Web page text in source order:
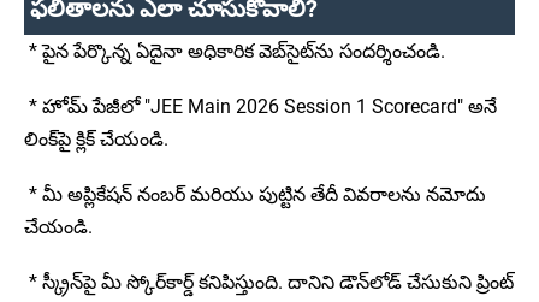
ఫలితాలను ఎలా చూసుకోవాలి?
* పైన పేర్కొన్న ఏదైనా అధికారిక వెబ్‌సైట్‌ను సందర్శించండి.
* హోమ్ పేజీలో "JEE Main 2026 Session 1 Scorecard" అనే
లింక్‌పై క్లిక్ చేయండి.
* మీ అప్లికేషన్ నంబర్ మరియు పుట్టిన తేదీ వివరాలను నమోదు
చేయండి.
* స్క్రీన్‌పై మీ స్కోర్‌కార్డ్ కనిపిస్తుంది. దానిని డౌన్‌లోడ్ చేసుకుని ప్రింట్